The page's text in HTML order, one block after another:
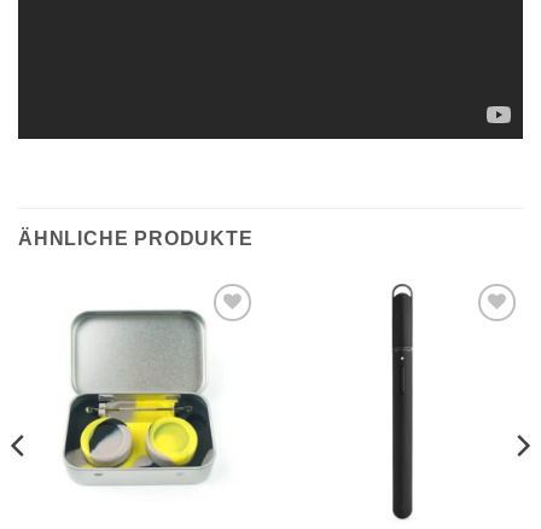
ÄHNLICHE PRODUKTE